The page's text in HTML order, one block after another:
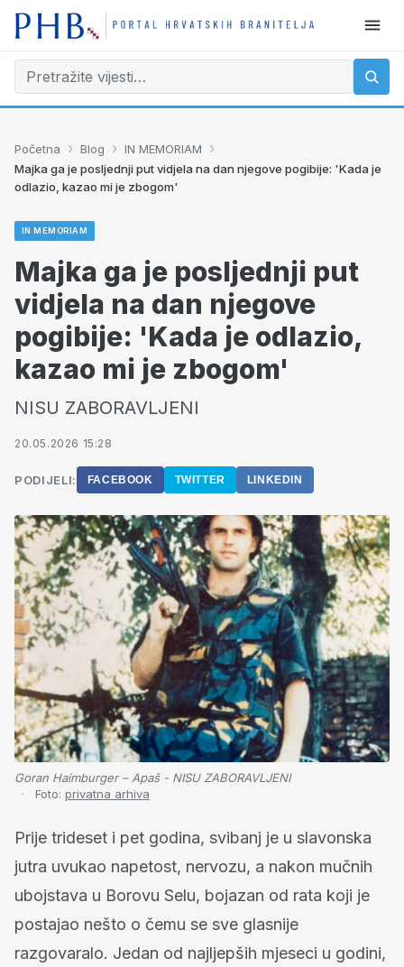
Početna › Blog › IN MEMORIAM ›
Majka ga je posljednji put vidjela na dan njegove pogibije: 'Kada je
odlazio, kazao mi je zbogom'
IN MEMORIAM
Majka ga je posljednji put
vidjela na dan njegove
pogibije: 'Kada je odlazio,
kazao mi je zbogom'
NISU ZABORAVLJENI
20.05.2026 15:28
PODIJELI: FACEBOOK TWITTER LINKEDIN
Goran Haimburger – Apaš - NISU ZABORAVLJENI
Foto: privatna arhiva
Prije trideset i pet godina, svibanj je u slavonska
jutra uvukao napetost, nervozu, a nakon mučnih
ubojstava u Borovu Selu, bojazan od rata koji je
postajao nešto o čemu se sve glasnije
razgovaralo. Jedan od najljepših mjeseci u godini,